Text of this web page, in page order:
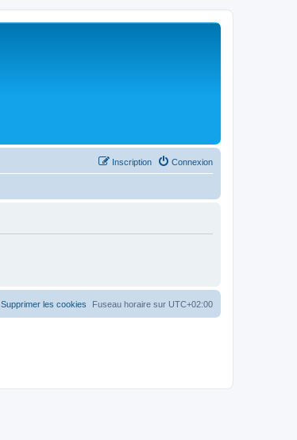
Connexion
Inscription
Fuseau horaire sur UTC+02:00
Supprimer les cookies